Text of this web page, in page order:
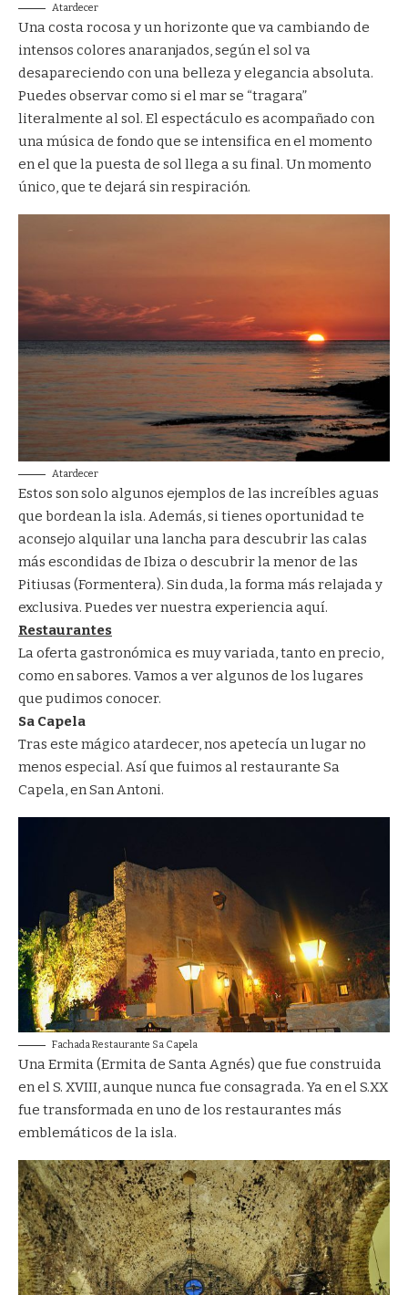
Atardecer
Una costa rocosa y un horizonte que va cambiando de
intensos colores anaranjados, según el sol va
desapareciendo con una belleza y elegancia absoluta.
Puedes observar como si el mar se “tragara”
literalmente al sol. El espectáculo es acompañado con
una música de fondo que se intensifica en el momento
en el que la puesta de sol llega a su final. Un momento
único, que te dejará sin respiración.
Atardecer
Estos son solo algunos ejemplos de las increíbles aguas
que bordean la isla. Además, si tienes oportunidad te
aconsejo alquilar una lancha para descubrir las calas
más escondidas de Ibiza o descubrir la menor de las
Pitiusas (Formentera). Sin duda, la forma más relajada y
exclusiva. Puedes ver nuestra experiencia aquí.
Restaurantes
La oferta gastronómica es muy variada, tanto en precio,
como en sabores. Vamos a ver algunos de los lugares
que pudimos conocer.
Sa Capela
Tras este mágico atardecer, nos apetecía un lugar no
menos especial. Así que fuimos al restaurante Sa
Capela, en San Antoni.
Fachada Restaurante Sa Capela
Una Ermita (Ermita de Santa Agnés) que fue construida
en el S. XVIII, aunque nunca fue consagrada. Ya en el S.XX
fue transformada en uno de los restaurantes más
emblemáticos de la isla.